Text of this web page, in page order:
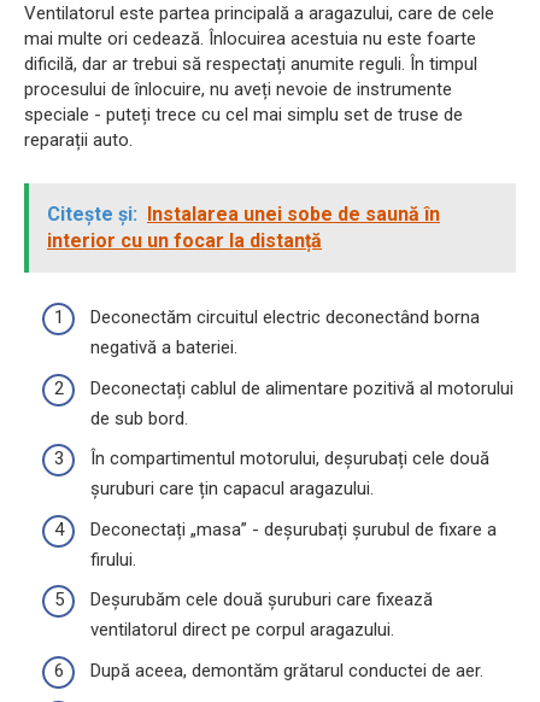
Ventilatorul este partea principală a aragazului, care de cele
mai multe ori cedează. Înlocuirea acestuia nu este foarte
dificilă, dar ar trebui să respectați anumite reguli. În timpul
procesului de înlocuire, nu aveți nevoie de instrumente
speciale - puteți trece cu cel mai simplu set de truse de
reparații auto.
Citește și: Instalarea unei sobe de saună în
interior cu un focar la distanță
Deconectăm circuitul electric deconectând borna
negativă a bateriei.
Deconectați cablul de alimentare pozitivă al motorului
de sub bord.
În compartimentul motorului, deșurubați cele două
șuruburi care țin capacul aragazului.
Deconectați „masa” - deșurubați șurubul de fixare a
firului.
Deșurubăm cele două șuruburi care fixează
ventilatorul direct pe corpul aragazului.
După aceea, demontăm grătarul conductei de aer.